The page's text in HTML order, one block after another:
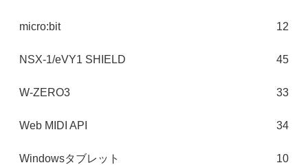
micro:bit 12
NSX-1/eVY1 SHIELD 45
W-ZERO3 33
Web MIDI API 34
Windowsタブレット 10